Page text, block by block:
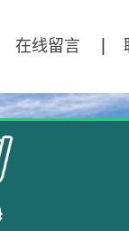
在线留言